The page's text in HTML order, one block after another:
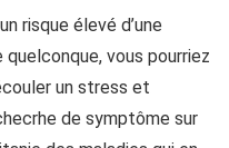
risque élevé d’une
quelconque, vous pourriez
un stress et
de symptôme sur